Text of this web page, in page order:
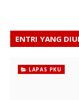
ENTRI YANG
LAPAS PKU